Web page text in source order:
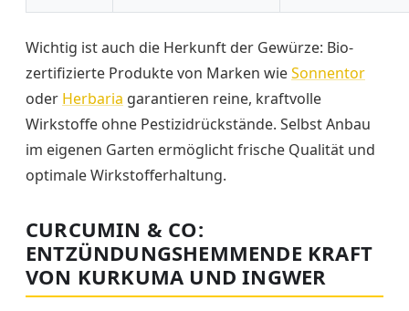
Wichtig ist auch die Herkunft der Gewürze: Bio-
zertifizierte Produkte von Marken wieSonnentor
oder Herbaria garantieren reine, kraftvolle
Wirkstoffe ohne Pestizidrückstände. Selbst Anbau
im eigenen Garten ermöglicht frische Qualität und
optimale Wirkstofferhaltung.
CURCUMIN & CO:
ENTZÜNDUNGSHEMMENDE KRAFT
VON KURKUMA UND INGWER